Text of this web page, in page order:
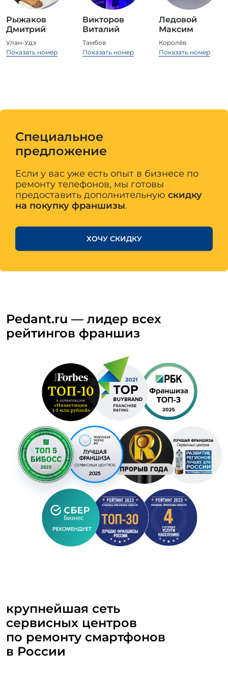
Рыжаков
Дмитрий
Улан-Удэ
Показать номер
Викторов
Виталий
Тамбов
Показать номер
Ледовой
Максим
Королёв
Показать номер
Специальное
предложение
Если у вас уже есть опыт в бизнесе по
ремонту телефонов, мы готовы
предоставить дополнительную скидку
на покупку франшизы.
ХОЧУ СКИДКУ
Pedant.ru — лидер всех
рейтингов франшиз
крупнейшая сеть
сервисных центров
по ремонту смартфонов
в России